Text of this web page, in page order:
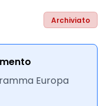
Archiviato
Europa